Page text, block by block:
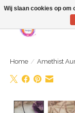
Webshop is geopend
juli
Home / Amethist
Wij slaan cookies op om